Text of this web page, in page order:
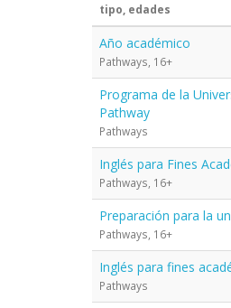
tipo, edades
Año académico
Pathways, 16+
Programa de la
Pathway
Pathways
Inglés para Fines
Pathways, 16+
Preparación para la
Pathways, 16+
Inglés para fines
Pathways